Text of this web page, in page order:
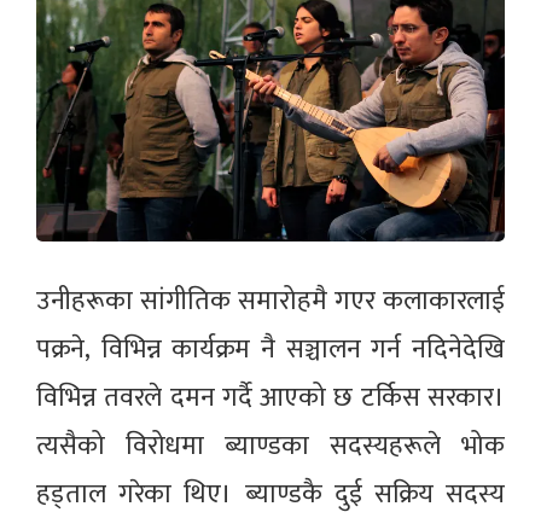
उनीहरूका सांगीतिक समारोहमै गएर कलाकारलाई
पक्रने‚ विभिन्न कार्यक्रम नै सञ्चालन गर्न नदिनेदेखि
विभिन्न तवरले दमन गर्दै आएको छ टर्किस सरकार।
त्यसैको विरोधमा ब्याण्डका सदस्यहरूले भोक
हड्ताल गरेका थिए। ब्याण्डकै दुई सक्रिय सदस्य